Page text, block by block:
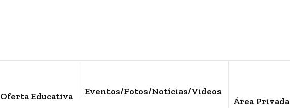
Oferta Educativa
Eventos/Fotos/Notícias/Videos
Área Privada